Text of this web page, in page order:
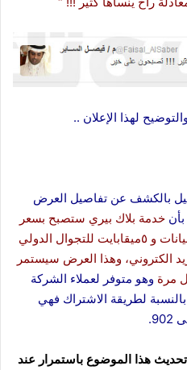
بالكشف عن تفاصيل العرض
خدمة بلاك بيري ستصبح بسعر
٤٩ ريال والذي يشمل ١قيقابايت بيانات و ٥ميقابايت للتجوال الدولي
١٠ حسابات بريد الكتروني، وهذا العرض سيستمر
مرة وهو متوفر لعملاء الشركة
لطريقة الاشتراك فهي
هذا الموضوع باستمرار عند